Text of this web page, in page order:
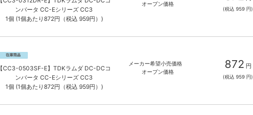
ンバータ CC-Eシリーズ CC3
1個 (1個あたり872円（税込 959円）)
オープン価格
(税込 959 円)
【CC3-0503SF-E】TDKラムダ DC-DCコ
ンバータ CC-Eシリーズ CC3
1個 (1個あたり872円（税込 959円）)
メーカー希望小売価格
オープン価格
872 円
(税込 959 円)